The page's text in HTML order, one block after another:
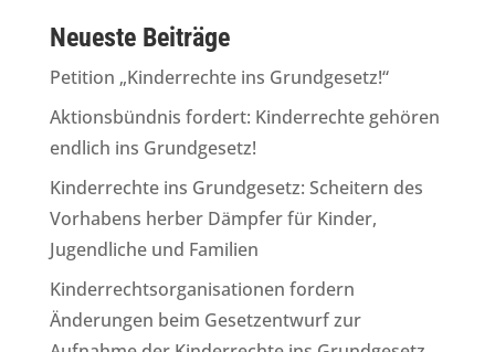
Neueste Beiträge
Petition „Kinderrechte ins Grundgesetz!“
Aktionsbündnis fordert: Kinderrechte gehören
endlich ins Grundgesetz!
Kinderrechte ins Grundgesetz: Scheitern des
Vorhabens herber Dämpfer für Kinder,
Jugendliche und Familien
Kinderrechtsorganisationen fordern
Änderungen beim Gesetzentwurf zur